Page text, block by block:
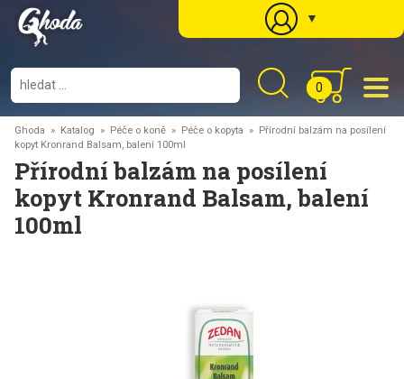
▼
0
Ghoda » Katalog » Péče o koně » Péče o kopyta » Přírodní balzám na posílení
kopyt Kronrand Balsam, balení 100ml
Přírodní balzám na posílení
kopyt Kronrand Balsam, balení
100ml